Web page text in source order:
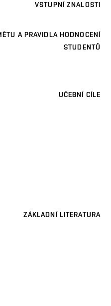
VSTUPNÍ ZNALOSTI
A PRAVIDLA HODNOCENÍ
STUDENTŮ
UČEBNÍ CÍLE
ZÁKLADNÍ LITERATURA